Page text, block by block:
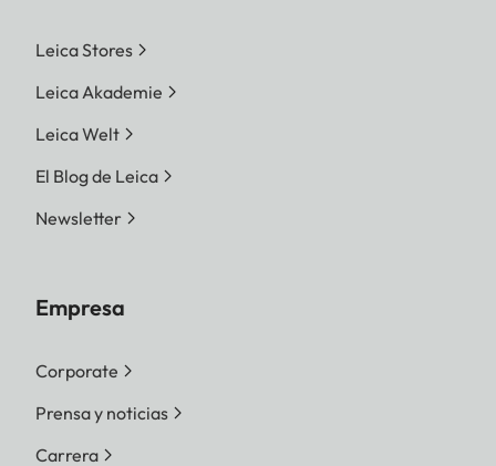
Leica Stores
Leica Akademie
Leica Welt
El Blog de Leica
Newsletter
Empresa
Corporate
Prensa y noticias
Carrera